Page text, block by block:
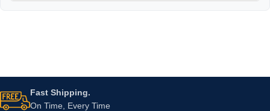
Fast Shipping.
On Time, Every Time